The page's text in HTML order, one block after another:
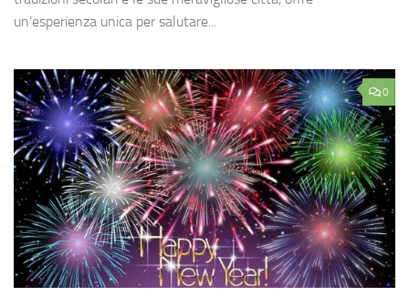
un’esperienza unica per salutare...
0